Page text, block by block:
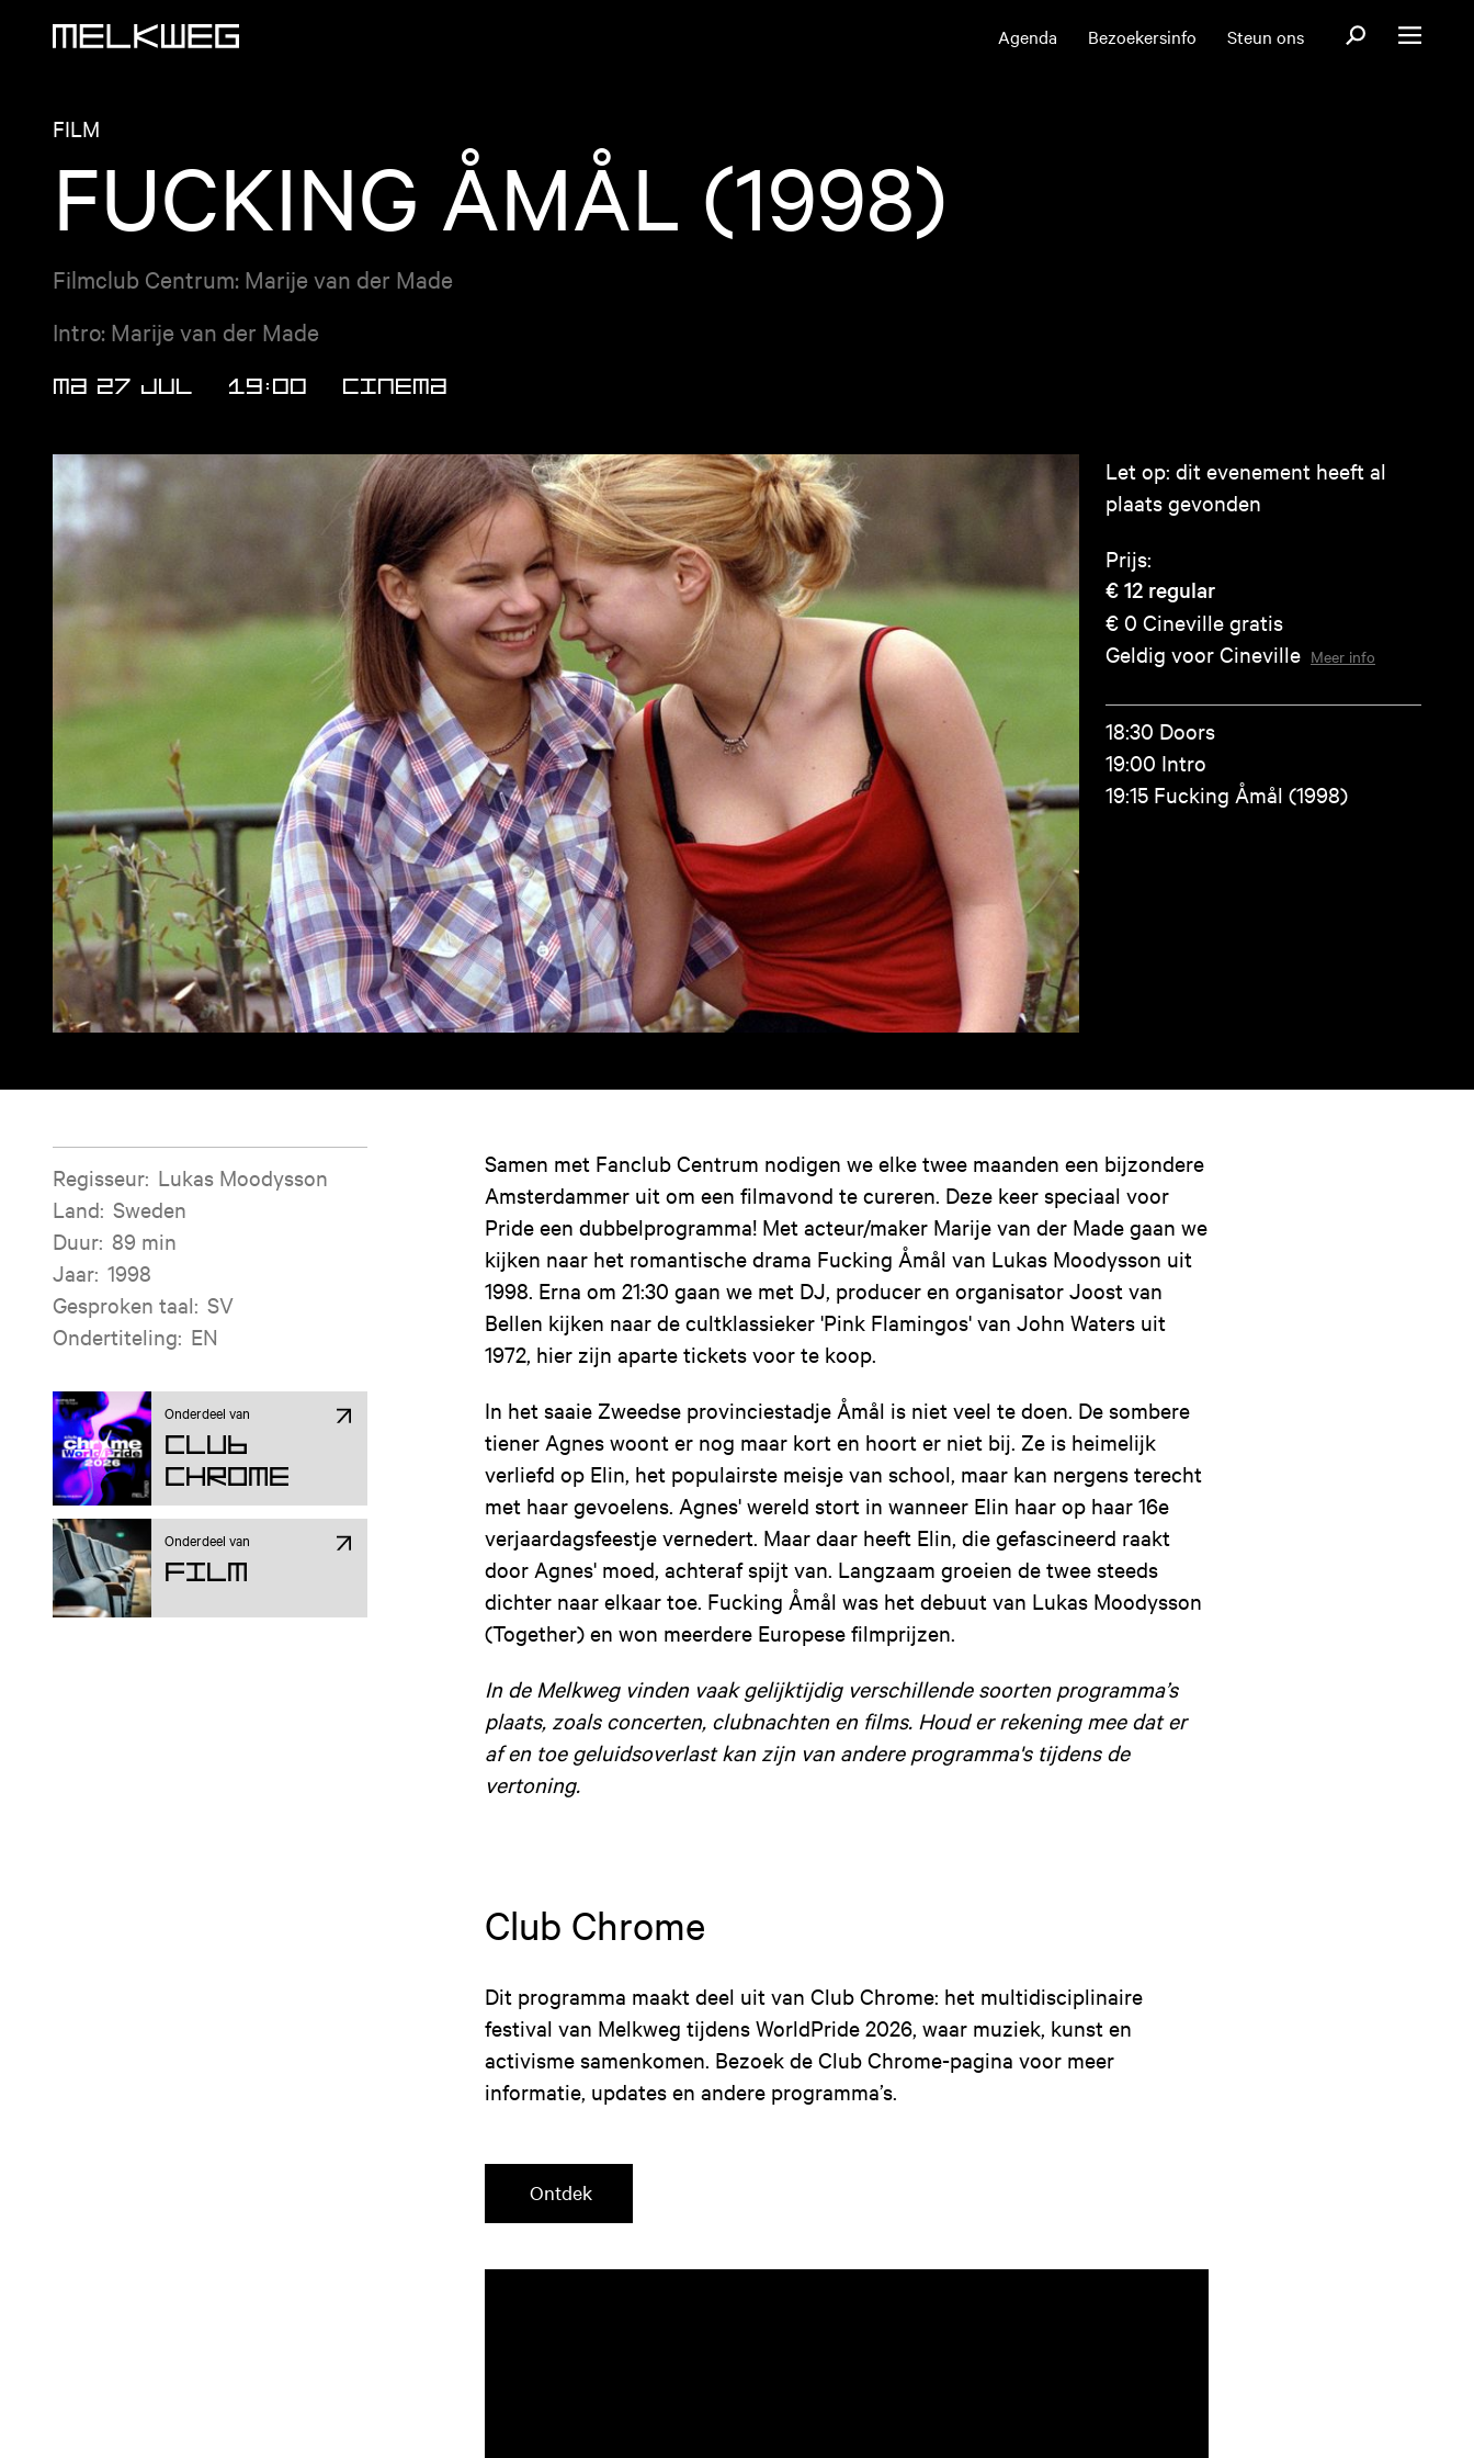
Agenda Bezoekersinfo Steun ons OpenOpen menu
FILM
FUCKING ÅMÅL (1998)
Filmclub Centrum: Marije van der Made
Intro: Marije van der Made
MA 27 JUL 19:00 CINEMA
Let op: dit evenement heeft al
plaats gevonden
Prijs:
€ 12 regular
€ 0 Cineville gratis
Geldig voor Cineville Meer info
18:30 Doors
19:00 Intro
19:15 Fucking Åmål (1998)
Filminformatie
Regisseur: Lukas Moodysson
Land: Sweden
Duur: 89 min
Jaar: 1998
Gesproken taal: SV
Ondertiteling: EN
Onderdeel van
Club
Chrome
Onderdeel van
Film
Samen met Fanclub Centrum nodigen we elke twee maanden een bijzondere
Amsterdammer uit om een filmavond te cureren. Deze keer speciaal voor
Pride een dubbelprogramma! Met acteur/maker Marije van der Made gaan we
kijken naar het romantische drama Fucking Åmål van Lukas Moodysson uit
1998. Erna om 21:30 gaan we met DJ, producer en organisator Joost van
Bellen kijken naar de cultklassieker 'Pink Flamingos' van John Waters uit
1972, hier zijn aparte tickets voor te koop.
In het saaie Zweedse provinciestadje Åmål is niet veel te doen. De sombere
tiener Agnes woont er nog maar kort en hoort er niet bij. Ze is heimelijk
verliefd op Elin, het populairste meisje van school, maar kan nergens terecht
met haar gevoelens. Agnes' wereld stort in wanneer Elin haar op haar 16e
verjaardagsfeestje vernedert. Maar daar heeft Elin, die gefascineerd raakt
door Agnes' moed, achteraf spijt van. Langzaam groeien de twee steeds
dichter naar elkaar toe. Fucking Åmål was het debuut van Lukas Moodysson
(Together) en won meerdere Europese filmprijzen.
In de Melkweg vinden vaak gelijktijdig verschillende soorten programma’s
plaats, zoals concerten, clubnachten en films. Houd er rekening mee dat er
af en toe geluidsoverlast kan zijn van andere programma's tijdens de
vertoning.
Club Chrome
Dit programma maakt deel uit van Club Chrome: het multidisciplinaire
festival van Melkweg tijdens WorldPride 2026, waar muziek, kunst en
activisme samenkomen. Bezoek de Club Chrome-pagina voor meer
informatie, updates en andere programma’s.
Ontdek